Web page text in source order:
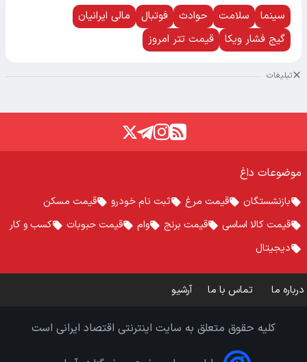
سینما سلامت حوادث فوتبال
مالی ایرانیان
گیج فشار ویکا
قیمت تتر امروز
تبلیغات
موضوعات داغ
بازنشستگان قیمت مرغ ثبت نام خودرو
قیمت مسکن
قیمت کالا اساسی
قیمت برنج وام قیمت حبوبات
کسب و کار
دیجیتال
درباره ما تماس با ما آرشیو
کلیه حقوق متعلق به سایت اینترنتی اقتصاد ایرانی است